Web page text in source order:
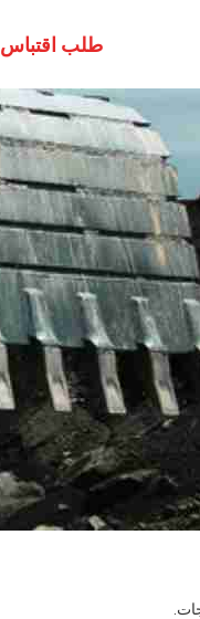
طلب اقتباس